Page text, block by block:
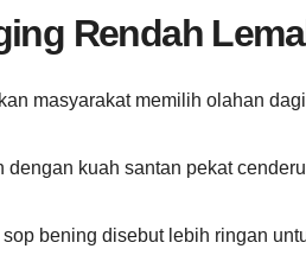
Rendah
masyarakat memilih olahan
dengan kuah santan pekat
bening disebut lebih ringan